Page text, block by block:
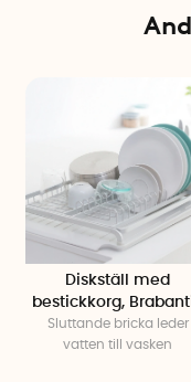
Diskställ med
bestickkorg,
Sluttande bricka leder
vatten till vasken